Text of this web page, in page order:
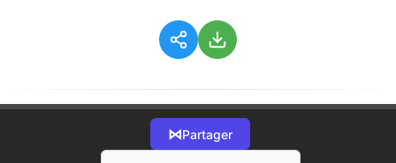
⋈Partager